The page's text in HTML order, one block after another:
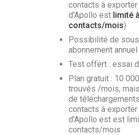
contacts à exporter
d'Apollo est limité
contacts/mois)
Possibilité de
abonnement
Test offert : essai
Plan gratuit : 10
trouvés /mois,
de
contacts à exporter
d'Apollo est est
contacts/mois